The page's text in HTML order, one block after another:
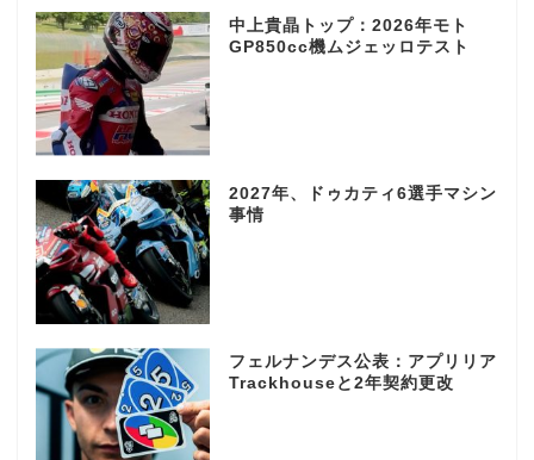
中上貴晶トップ：2026年モト
GP850cc機ムジェッロテスト
2027年、ドゥカティ6選手マシン
事情
フェルナンデス公表：アプリリア
Trackhouseと2年契約更改